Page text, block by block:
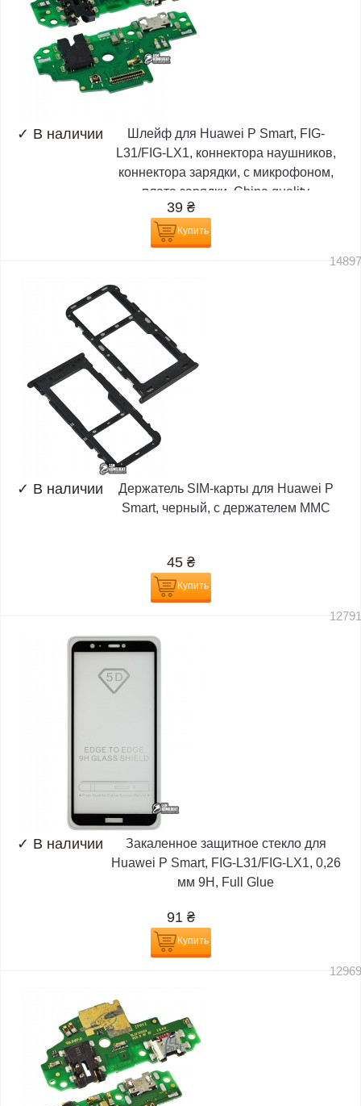
✓ В наличии
Шлейф для Huawei P Smart, FIG-
L31/FIG-LX1, коннектора наушников,
коннектора зарядки, с микрофоном,
плата зарядки, China quality
39 ₴
Купить
✓ В наличии
Держатель SIM-карты для Huawei P
Smart, черный, c держателем MMC
45 ₴
Купить
✓ В наличии
Закаленное защитное стекло для
Huawei P Smart, FIG-L31/FIG-LX1, 0,26
мм 9H, Full Glue
91 ₴
Купить